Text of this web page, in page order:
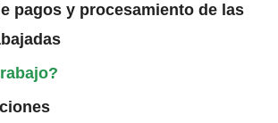
pagos y procesamiento de las